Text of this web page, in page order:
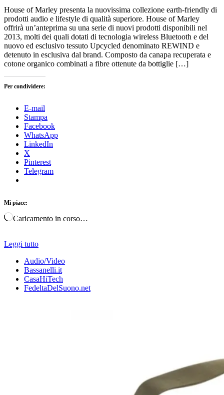
House of Marley presenta la nuovissima collezione earth-friendly di
prodotti audio e lifestyle di qualità superiore. House of Marley
offrirà un’anteprima su una serie di nuovi prodotti disponibili nel
2013, molti dei quali dotati di tecnologia wireless Bluetooth e del
nuovo ed esclusivo tessuto Upcycled denominato REWIND e
detenuto in esclusiva dal brand. Composto da canapa recuperata e
cotone organico combinati a fibre ottenute da bottiglie […]
Per condividere:
E-mail
Stampa
Facebook
WhatsApp
LinkedIn
X
Pinterest
Telegram
Mi piace:
Caricamento in corso…
Leggi tutto
Audio/Video
Bassanelli.it
CasaHiTech
FedeltaDelSuono.net